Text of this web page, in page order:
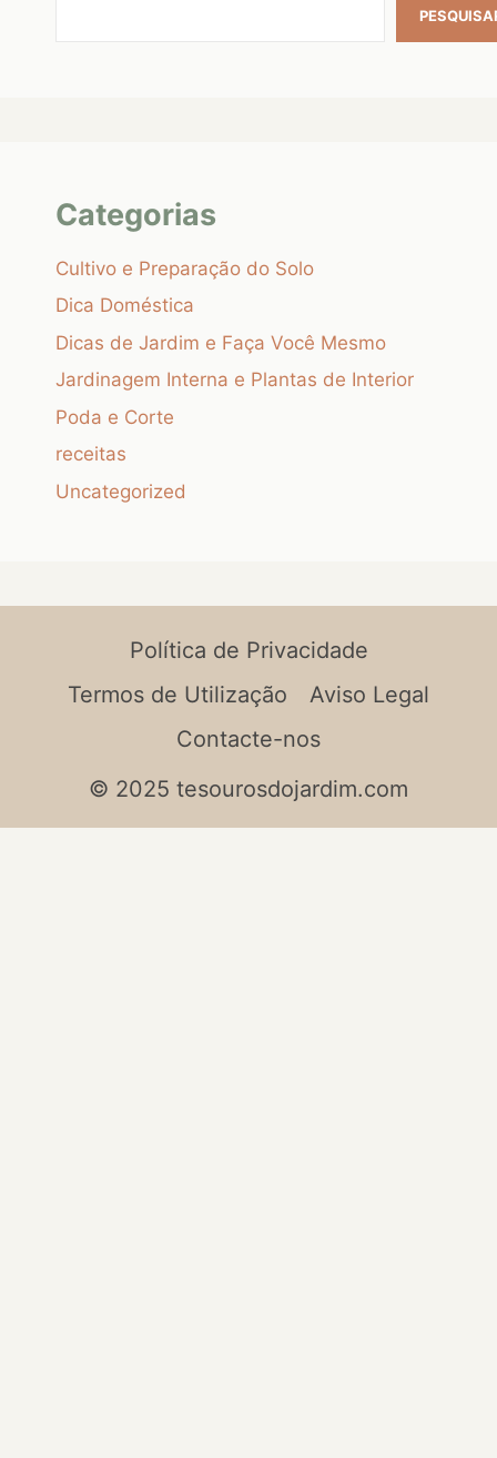
Categorias
Cultivo e Preparação do Solo
Dica Doméstica
Dicas de Jardim e Faça Você Mesmo
Jardinagem Interna e Plantas de Interior
Poda e Corte
receitas
Uncategorized
Política de Privacidade
Termos de Utilização
Aviso Legal
Contacte-nos
© 2025 tesourosdojardim.com